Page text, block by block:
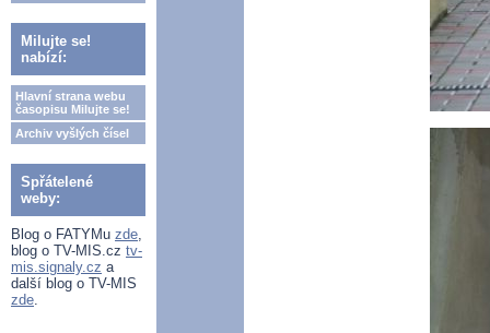
Milujte se!
nabízí:
Hlavní strana webu
časopisu Milujte se!
Archiv vyšlých čísel
Spřátelené
weby:
Blog o FATYMu zde,
blog o TV-MIS.cz tv-
mis.signaly.cz a
další blog o TV-MIS
zde.